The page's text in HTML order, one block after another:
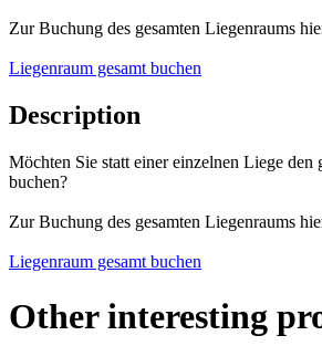
Zur Buchung des gesamten Liegenraums
Liegenraum gesamt buchen
Description
Möchten Sie statt einer einzelnen Liege den
buchen?
Zur Buchung des gesamten Liegenraums
Liegenraum gesamt buchen
Other interesting